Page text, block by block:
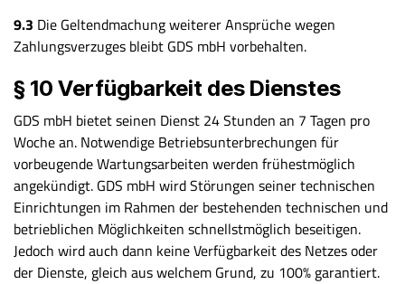
9.3 Die Geltendmachung weiterer Ansprüche wegen
Zahlungsverzuges bleibt GDS mbH vorbehalten.
§ 10 Verfügbarkeit des Dienstes
GDS mbH bietet seinen Dienst 24 Stunden an 7 Tagen pro
Woche an. Notwendige Betriebsunterbrechungen für
vorbeugende Wartungsarbeiten werden frühestmöglich
angekündigt. GDS mbH wird Störungen seiner technischen
Einrichtungen im Rahmen der bestehenden technischen und
betrieblichen Möglichkeiten schnellstmöglich beseitigen.
Jedoch wird auch dann keine Verfügbarkeit des Netzes oder
der Dienste, gleich aus welchem Grund, zu 100% garantiert.